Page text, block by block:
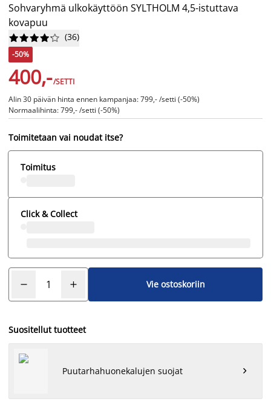
Sohvaryhmä ulkokäyttöön SYLTHOLM 4,5-istuttava
kovapuu





 (36)
-50%
400,-/SETTI
Alin 30 päivän hinta ennen kampanjaa: 799,- /setti (-50%)
Normaalihinta: 799,- /setti (-50%)
Toimitetaan vai noudat itse?
Toimitus
Click & Collect
Vie ostoskoriin
Suositellut tuotteet
Puutarhahuonekalujen suojat 